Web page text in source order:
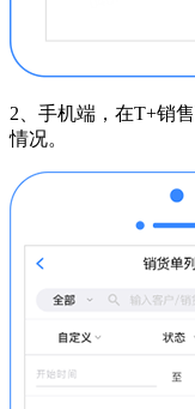
2、手机端，在T+销
情况。